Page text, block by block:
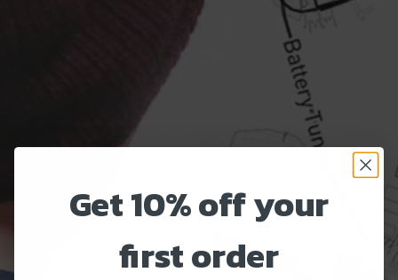
Get 10% off your
first order